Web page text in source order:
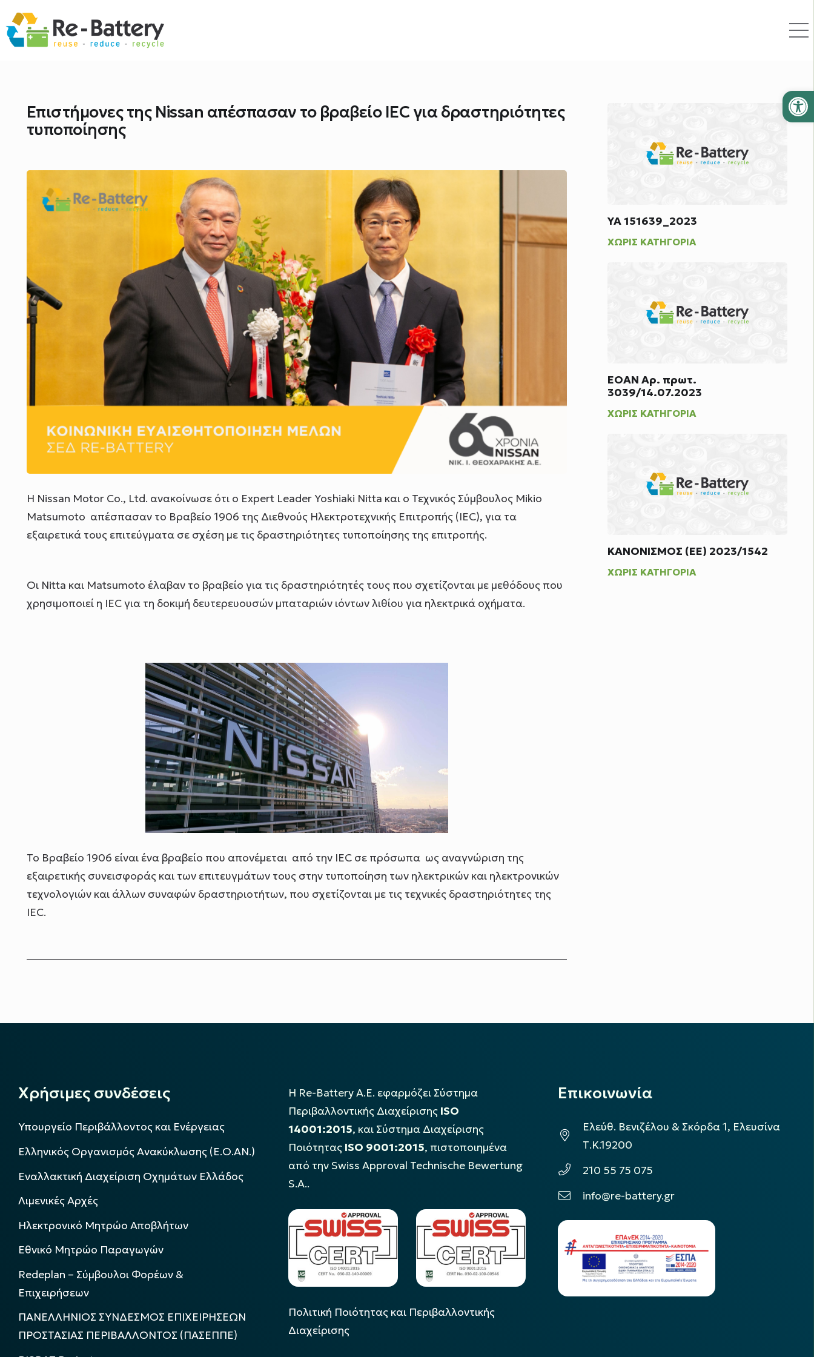
Επιστήμονες της Nissan απέσπασαν τo βραβείο IEC για δραστηριότητες
τυποποίησης
Η Nissan Motor Co., Ltd. ανακοίνωσε ότι ο Expert Leader Yoshiaki Nitta και ο Τεχνικός Σύμβουλος Mikio
Matsumoto απέσπασαν το Βραβείο 1906 της Διεθνούς Ηλεκτροτεχνικής Επιτροπής (IEC), για τα
εξαιρετικά τους επιτεύγματα σε σχέση με τις δραστηριότητες τυποποίησης της επιτροπής.
Οι Nitta και Matsumoto έλαβαν το βραβείο για τις δραστηριότητές τους που σχετίζονται με μεθόδους που
χρησιμοποιεί η IEC για τη δοκιμή δευτερευουσών μπαταριών ιόντων λιθίου για ηλεκτρικά οχήματα.
Το Βραβείο 1906 είναι ένα βραβείο που απονέμεται από την IEC σε πρόσωπα ως αναγνώριση της
εξαιρετικής συνεισφοράς και των επιτευγμάτων τους στην τυποποίηση των ηλεκτρικών και ηλεκτρονικών
τεχνολογιών και άλλων συναφών δραστηριοτήτων, που σχετίζονται με τις τεχνικές δραστηριότητες της
IEC.
ΥΑ 151639_2023
ΧΩΡΊΣ ΚΑΤΗΓΟΡΊΑ
ΕΟΑΝ Αρ. πρωτ.
3039/14.07.2023
ΧΩΡΊΣ ΚΑΤΗΓΟΡΊΑ
ΚΑΝΟΝΙΣΜΟΣ (ΕΕ) 2023/1542
ΧΩΡΊΣ ΚΑΤΗΓΟΡΊΑ
Χρήσιμες συνδέσεις
Υπουργείο Περιβάλλοντος και Ενέργειας
Ελληνικός Οργανισμός Ανακύκλωσης (Ε.Ο.ΑΝ.)
Εναλλακτική Διαχείριση Οχημάτων Ελλάδος
Λιμενικές Αρχές
Ηλεκτρονικό Μητρώο Αποβλήτων
Εθνικό Μητρώο Παραγωγών
Redeplan – Σύμβουλοι Φορέων &
Επιχειρήσεων
ΠΑΝΕΛΛΗΝΙΟΣ ΣΥΝΔΕΣΜΟΣ ΕΠΙΧΕΙΡΗΣΕΩΝ
ΠΡΟΣΤΑΣΙΑΣ ΠΕΡΙΒΑΛΛΟΝΤΟΣ (ΠΑΣΕΠΠΕ)
Η Re-Battery Α.Ε. εφαρμόζει Σύστημα
Περιβαλλοντικής Διαχείρισης ISO
14001:2015, και Σύστημα Διαχείρισης
Ποιότητας ISO 9001:2015, πιστοποιημένα
από την Swiss Approval Technische Bewertung
S.A..
Πολιτική Ποιότητας και Περιβαλλοντικής
Διαχείρισης
Επικοινωνία
Ελεύθ. Βενιζέλου & Σκόρδα 1, Ελευσίνα
Τ.Κ.19200
210 55 75 075
info@re-battery.gr